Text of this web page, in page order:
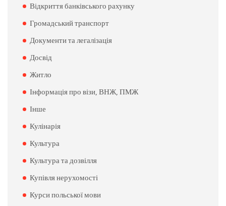
Відкриття банківського рахунку
Громадський транспорт
Документи та легалізація
Досвід
Житло
Інформація про візи, ВНЖ, ПМЖ
Інше
Кулінарія
Культура
Культура та дозвілля
Купівля нерухомості
Курси польської мови